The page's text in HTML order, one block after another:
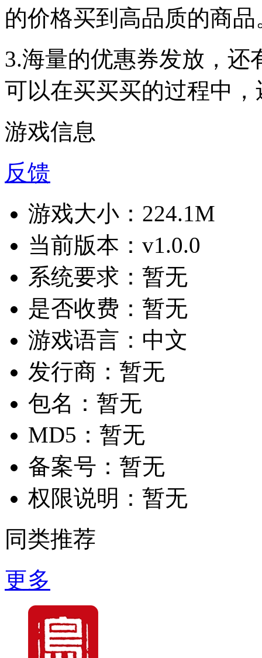
的价格买到高品质的商品
3.海量的优惠券发放，
可以在买买买的过程中
游戏信息
反馈
游戏大小： 224.1M
当前版本： v1.0.0
系统要求： 暂无
是否收费： 暂无
游戏语言： 中文
发行商： 暂无
包名： 暂无
MD5： 暂无
备案号： 暂无
权限说明： 暂无
同类推荐
更多